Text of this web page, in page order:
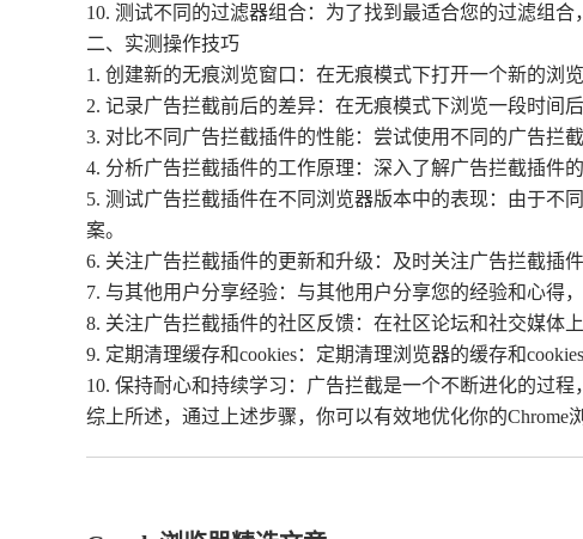
10. 测试不同的过滤器组合：为了找到最适合您的过滤组
二、实测操作技巧
1. 创建新的无痕浏览窗口：在无痕模式下打开一个新的浏
2. 记录广告拦截前后的差异：在无痕模式下浏览一段时间
3. 对比不同广告拦截插件的性能：尝试使用不同的广告拦
4. 分析广告拦截插件的工作原理：深入了解广告拦截插件
5. 测试广告拦截插件在不同浏览器版本中的表现：由于不
案。
6. 关注广告拦截插件的更新和升级：及时关注广告拦截插
7. 与其他用户分享经验：与其他用户分享您的经验和心得
8. 关注广告拦截插件的社区反馈：在社区论坛和社交媒体
9. 定期清理缓存和cookies：定期清理浏览器的缓存和
10. 保持耐心和持续学习：广告拦截是一个不断进化的过
综上所述，通过上述步骤，你可以有效地优化你的Chrome